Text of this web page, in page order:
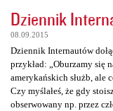
Dziennik
08.09.2015
Dziennik Internautów
przykład: „Oburzamy się
amerykańskich służb, ale
Czy myślałeś, że gdy
obserwowany np. przez